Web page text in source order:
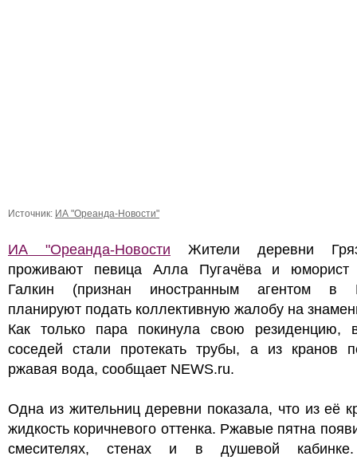
Источник: ИА "Ореанда-Новости"
ИА "Ореанда-Новости Жители деревни
проживают певица Алла Пугачёва и юморист
Галкин (признан иностранным агентом в
планируют подать коллективную жалобу на
Как только пара покинула свою резиденцию,
соседей стали протекать трубы, а из кранов
ржавая вода, сообщает NEWS.ru.
Одна из жительниц деревни показала, что из её
жидкость коричневого оттенка. Ржавые пятна
смесителях, стенах и в душевой